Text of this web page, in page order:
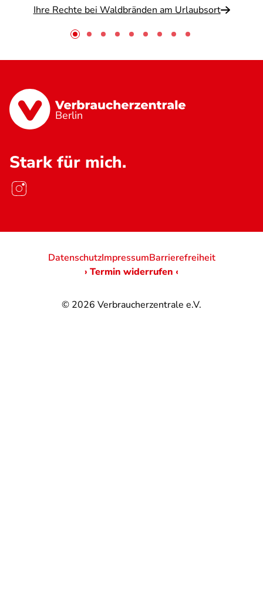
Ihre Rechte bei Waldbränden am Urlaubsort
Berlin
Stark für mich.
© 2026 Verbraucherzentrale e.V.
DatenschutzImpressumBarrierefreiheit
› Termin widerrufen ‹